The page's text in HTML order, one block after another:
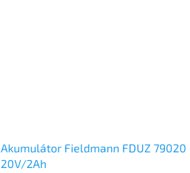
Akumulátor Fieldmann FDUZ 79020
20V/2Ah